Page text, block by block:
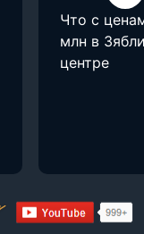
Что с
млн в
центре